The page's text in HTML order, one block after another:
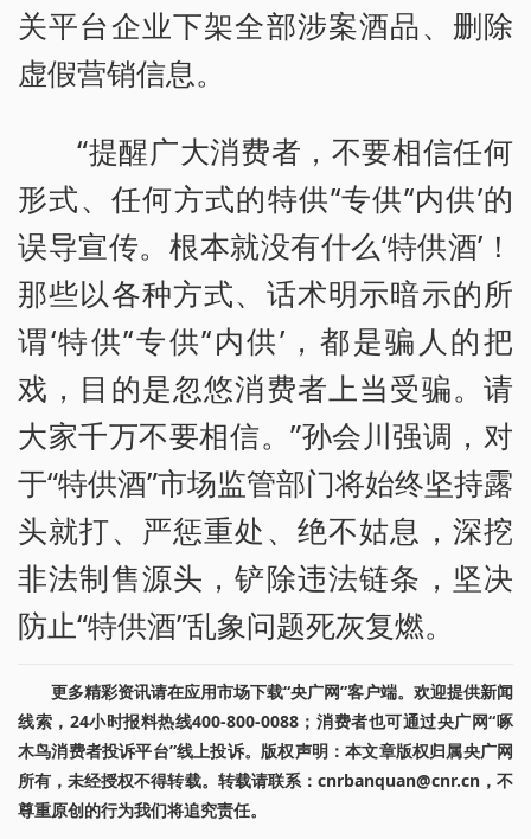
关平台企业下架全部涉案酒品、删除
虚假营销信息。
“提醒广大消费者，不要相信任何
形式、任何方式的特供’‘专供’‘内供’的
误导宣传。根本就没有什么‘特供酒’！
那些以各种方式、话术明示暗示的所
谓‘特供’‘专供’‘内供’，都是骗人的把
戏，目的是忽悠消费者上当受骗。请
大家千万不要相信。”孙会川强调，对
于“特供酒”市场监管部门将始终坚持露
头就打、严惩重处、绝不姑息，深挖
非法制售源头，铲除违法链条，坚决
防止“特供酒”乱象问题死灰复燃。
更多精彩资讯请在应用市场下载“央广网”客户端。欢迎提供新闻
线索，24小时报料热线400-800-0088；消费者也可通过央广网“啄
木鸟消费者投诉平台”线上投诉。版权声明：本文章版权归属央广网
所有，未经授权不得转载。转载请联系：cnrbanquan@cnr.cn，不
尊重原创的行为我们将追究责任。